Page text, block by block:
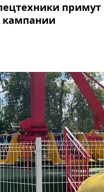
примут
кампании